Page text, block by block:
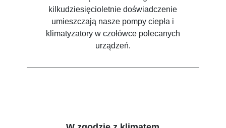
kilkudziesięcioletnie doświadczenie
umieszczają nasze pompy ciepła i
klimatyzatory w czołówce polecanych
urządzeń.